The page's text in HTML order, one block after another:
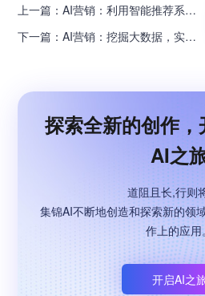
上一篇：AI营销：利用智能推荐系统
提高电商销售量
下一篇：AI营销：挖掘大数据，实现
探索全新的创作
AI之
道阻且长,行则
集锦AI不断地创造和探索新的领
作上的应用
开启AI之